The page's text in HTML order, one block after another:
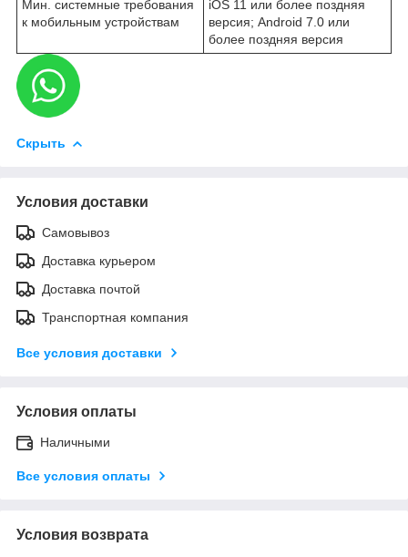
Мин. системные требования
к мобильным устройствам
iOS 11 или более поздняя
версия; Android 7.0 или
более поздняя версия
Скрыть
Условия доставки
Самовывоз
Доставка курьером
Доставка почтой
Транспортная компания
Все условия доставки
Условия оплаты
Наличными
Все условия оплаты
Условия возврата